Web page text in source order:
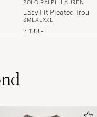
POLO RALPH LAUREN
Easy Fit Pleated
Green
SMLXLXXL
2 199,-